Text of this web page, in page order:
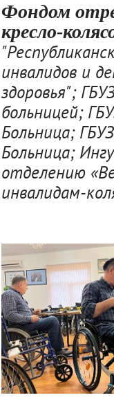
Фондом
кресло-
инвалидов и
здоровья";
больницей;
Больница;
Больница;
отделению
инвалидам-